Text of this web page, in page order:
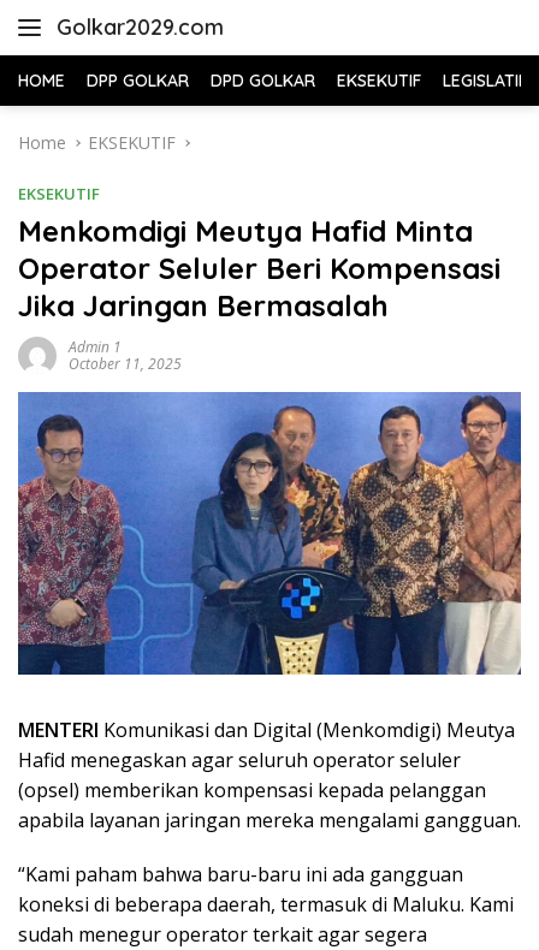
Golkar2029.com
HOME DPP GOLKAR DPD GOLKAR EKSEKUTIF LEGISLATIF
Home EKSEKUTIF
EKSEKUTIF
Menkomdigi Meutya Hafid Minta
Operator Seluler Beri Kompensasi
Jika Jaringan Bermasalah
Admin 1
October 11, 2025
MENTERI Komunikasi dan Digital (Menkomdigi) Meutya
Hafid menegaskan agar seluruh operator seluler
(opsel) memberikan kompensasi kepada pelanggan
apabila layanan jaringan mereka mengalami gangguan.
“Kami paham bahwa baru-baru ini ada gangguan
koneksi di beberapa daerah, termasuk di Maluku. Kami
sudah menegur operator terkait agar segera